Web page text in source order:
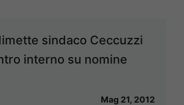
sindaco Ceccuzzi
interno su nomine
Mag 21, 2012